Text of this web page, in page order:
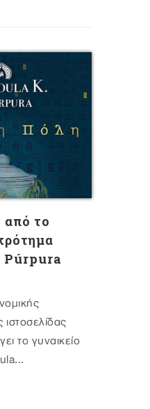
το
Púrpura
το γυναικείο